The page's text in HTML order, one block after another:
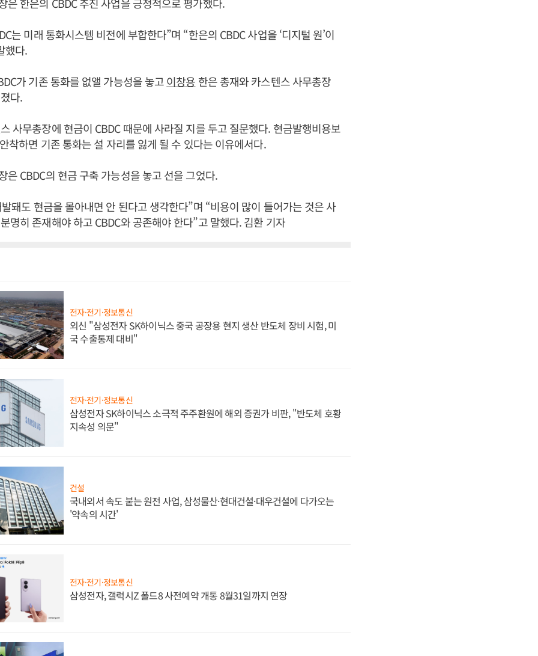
는 미래 통화시스템 비전에 부합한다”며 “한은의 CBDC 사업을 ‘디지털 원’이
했다.
가 기존 통화를 없앨 가능성을 놓고이창용 한은 총재와 카스텐스 사무총장
다.
사무총장에 현금이 CBDC 때문에 사라질 지를 두고 질문했다. 현금발행비용보
착하면 기존 통화는 설 자리를 잃게 될 수 있다는 이유에서다.
은 CBDC의 현금 구축 가능성을 놓고 선을 그었다.
돼도 현금을 몰아내면 안 된다고 생각한다”며 “비용이 많이 들어가는 것은 사
명히 존재해야 하고 CBDC와 공존해야 한다”고 말했다. 김환 기자
전자·전기·정보통신
외신 "삼성전자 SK하이닉스 중국 공장용 현지 생산 반도체 장비 시험, 미
국 수출통제 대비"
전자·전기·정보통신
삼성전자 SK하이닉스 소극적 주주환원에 해외 증권가 비판, "반도체 호황
지속성 의문"
건설
국내외서 속도 붙는 원전 사업, 삼성물산·현대건설·대우건설에 다가오는
'약속의 시간'
전자·전기·정보통신
삼성전자, 갤럭시Z 폴드8 사전예약 개통 8월31일까지 연장